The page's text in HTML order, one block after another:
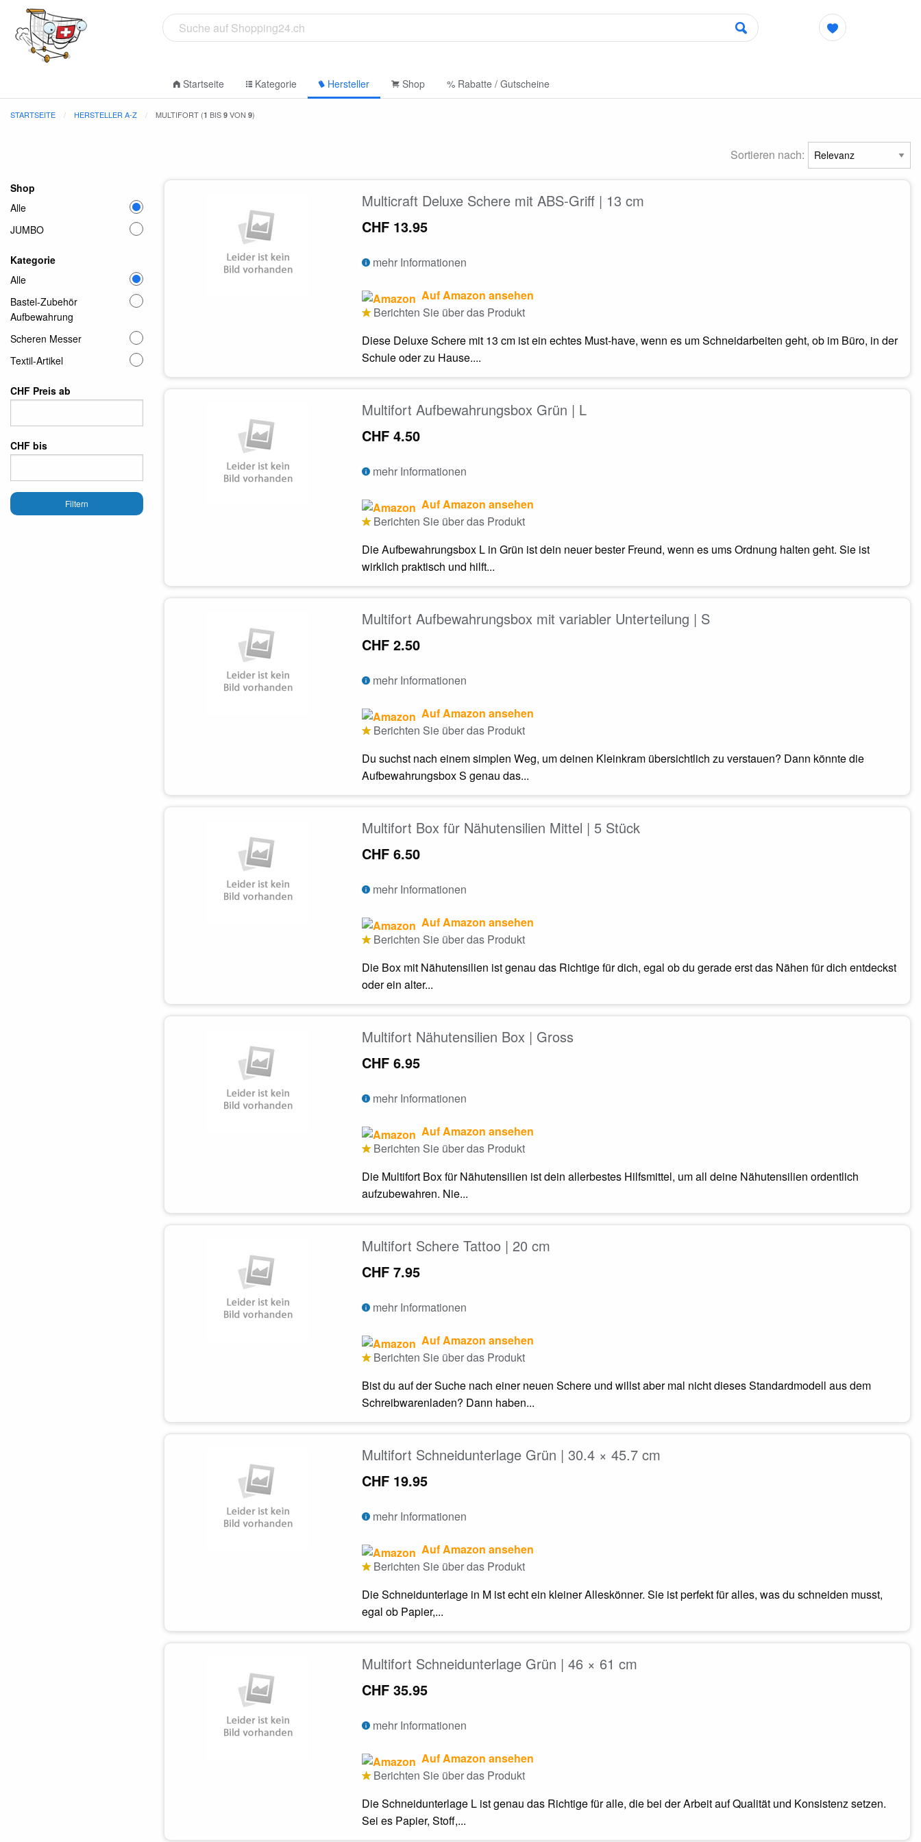
Startseite Kategorie Hersteller Shop % Rabatte / Gutscheine
STARTSEITE HERSTELLER A-Z MULTIFORT (1 BIS 9 VON 9)
Sortieren nach:
Shop
Alle
JUMBO
Kategorie
Alle
Bastel-Zubehör
Aufbewahrung
Scheren Messer
Textil-Artikel
CHF Preis ab
CHF bis
Filtern
Multicraft Deluxe Schere mit ABS-Griff | 13 cm
CHF 13.95
mehr Informationen
Auf Amazon ansehen
Berichten Sie über das Produkt
Diese Deluxe Schere mit 13 cm ist ein echtes Must-have, wenn es um Schneidarbeiten geht, ob im Büro, in der
Schule oder zu Hause....
Multifort Aufbewahrungsbox Grün | L
CHF 4.50
mehr Informationen
Auf Amazon ansehen
Berichten Sie über das Produkt
Die Aufbewahrungsbox L in Grün ist dein neuer bester Freund, wenn es ums Ordnung halten geht. Sie ist
wirklich praktisch und hilft...
Multifort Aufbewahrungsbox mit variabler Unterteilung | S
CHF 2.50
mehr Informationen
Auf Amazon ansehen
Berichten Sie über das Produkt
Du suchst nach einem simplen Weg, um deinen Kleinkram übersichtlich zu verstauen? Dann könnte die
Aufbewahrungsbox S genau das...
Multifort Box für Nähutensilien Mittel | 5 Stück
CHF 6.50
mehr Informationen
Auf Amazon ansehen
Berichten Sie über das Produkt
Die Box mit Nähutensilien ist genau das Richtige für dich, egal ob du gerade erst das Nähen für dich entdeckst
oder ein alter...
Multifort Nähutensilien Box | Gross
CHF 6.95
mehr Informationen
Auf Amazon ansehen
Berichten Sie über das Produkt
Die Multifort Box für Nähutensilien ist dein allerbestes Hilfsmittel, um all deine Nähutensilien ordentlich
aufzubewahren. Nie...
Multifort Schere Tattoo | 20 cm
CHF 7.95
mehr Informationen
Auf Amazon ansehen
Berichten Sie über das Produkt
Bist du auf der Suche nach einer neuen Schere und willst aber mal nicht dieses Standardmodell aus dem
Schreibwarenladen? Dann haben...
Multifort Schneidunterlage Grün | 30.4 × 45.7 cm
CHF 19.95
mehr Informationen
Auf Amazon ansehen
Berichten Sie über das Produkt
Die Schneidunterlage in M ist echt ein kleiner Alleskönner. Sie ist perfekt für alles, was du schneiden musst,
egal ob Papier,...
Multifort Schneidunterlage Grün | 46 × 61 cm
CHF 35.95
mehr Informationen
Auf Amazon ansehen
Berichten Sie über das Produkt
Die Schneidunterlage L ist genau das Richtige für alle, die bei der Arbeit auf Qualität und Konsistenz setzen.
Sei es Papier, Stoff,...